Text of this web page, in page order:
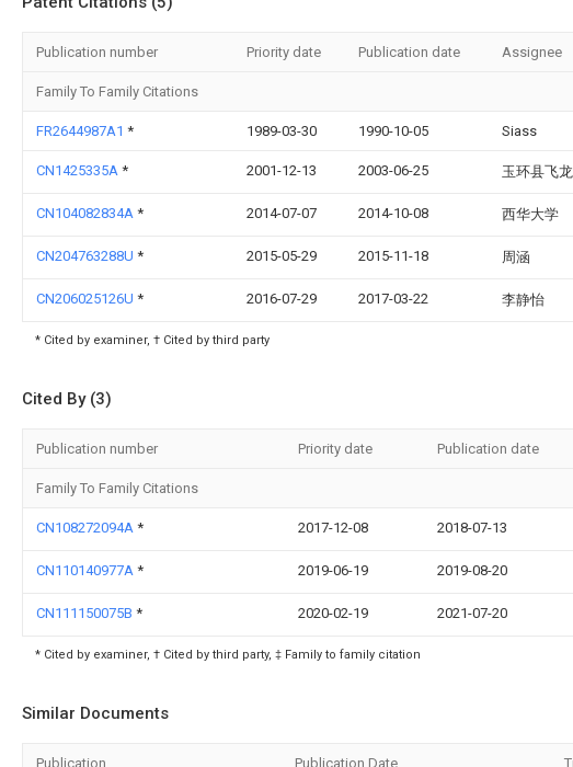
Publication number Priority date Publication date Assignee
Family To Family Citations
FR2644987A1 * 1989-03-30 1990-10-05 Siass
CN1425335A * 2001-12-13 2003-06-25 玉环县飞
CN104082834A * 2014-07-07 2014-10-08 西华大学
CN204763288U * 2015-05-29 2015-11-18 周涵
CN206025126U * 2016-07-29 2017-03-22 李静怡
* Cited by examiner, † Cited by third party
Cited By (3)
Publication number Priority date Publication date
Family To Family Citations
CN108272094A * 2017-12-08 2018-07-13
CN110140977A * 2019-06-19 2019-08-20
CN111150075B * 2020-02-19 2021-07-20
* Cited by examiner, † Cited by third party, ‡ Family to family citation
Similar Documents
Publication Publication Date